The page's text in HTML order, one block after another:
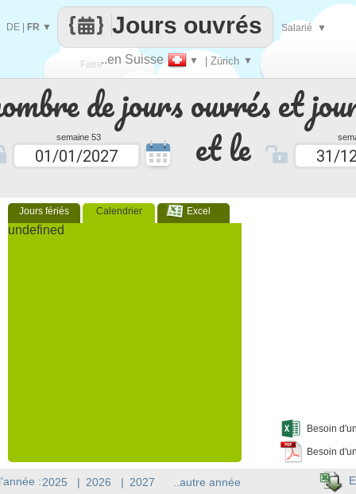
de jours ouvrés et
semaine 53 et le
Jours fériés Calendrier Excel
undefined
Besoin
Besoin
Faire
que
..en Suisse ▼ | Zürich ▼
Jours ouvrés
DE FR ▼ Salarié ▼
:2025 | 2026 | 2027 ..autre année